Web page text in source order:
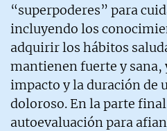
“superpoderes” para
incluyendo los
adquirir los hábitos
mantienen fuerte y sana,
impacto y la duración de
doloroso. En la parte
autoevaluación para